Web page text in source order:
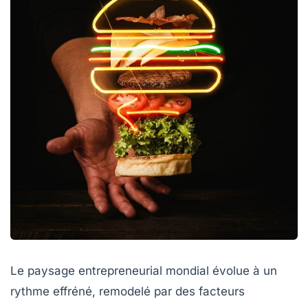
Le paysage entrepreneurial mondial évolue à un
rythme effréné, remodelé par des facteurs